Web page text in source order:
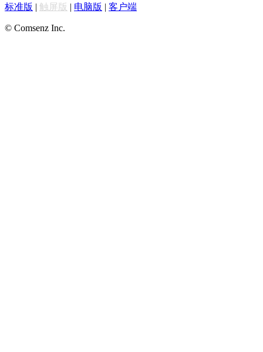
标准版 | 触屏版 | 电脑版 | 客户端
© Comsenz Inc.